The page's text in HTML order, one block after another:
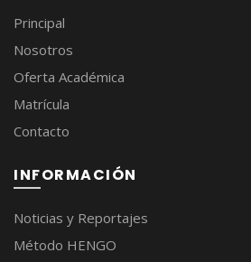
Principal
Nosotros
Oferta Académica
Matrícula
Contacto
INFORMACIÓN
Noticias y Reportajes
Método HENGO